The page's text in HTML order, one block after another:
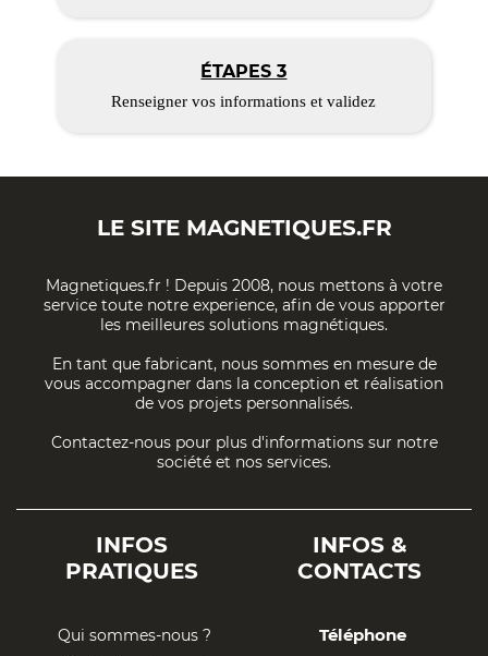
ÉTAPES 3
Renseigner vos informations et validez
LE SITE MAGNETIQUES.FR
Magnetiques.fr ! Depuis 2008, nous mettons à votre
service toute notre experience, afin de vous apporter
les meilleures solutions magnétiques.
En tant que fabricant, nous sommes en mesure de
vous accompagner dans la conception et réalisation
de vos projets personnalisés.
Contactez-nous pour plus d'informations sur notre
société et nos services.
INFOS
PRATIQUES
Qui sommes-nous ?
INFOS &
CONTACTS
Téléphone